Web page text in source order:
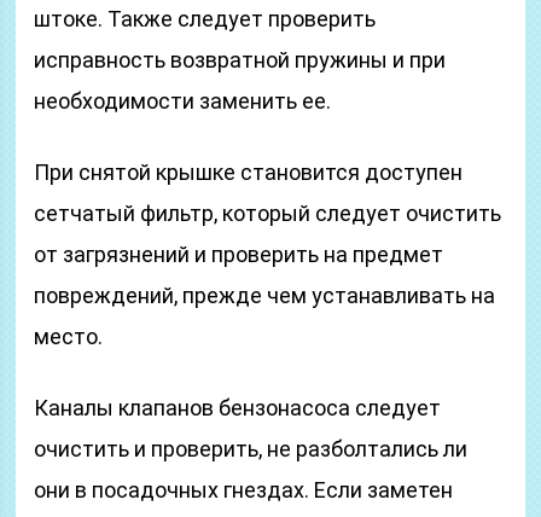
штоке. Также следует проверить
исправность возвратной пружины и при
необходимости заменить ее.
При снятой крышке становится доступен
сетчатый фильтр, который следует очистить
от загрязнений и проверить на предмет
повреждений, прежде чем устанавливать на
место.
Каналы клапанов бензонасоса следует
очистить и проверить, не разболтались ли
они в посадочных гнездах. Если заметен